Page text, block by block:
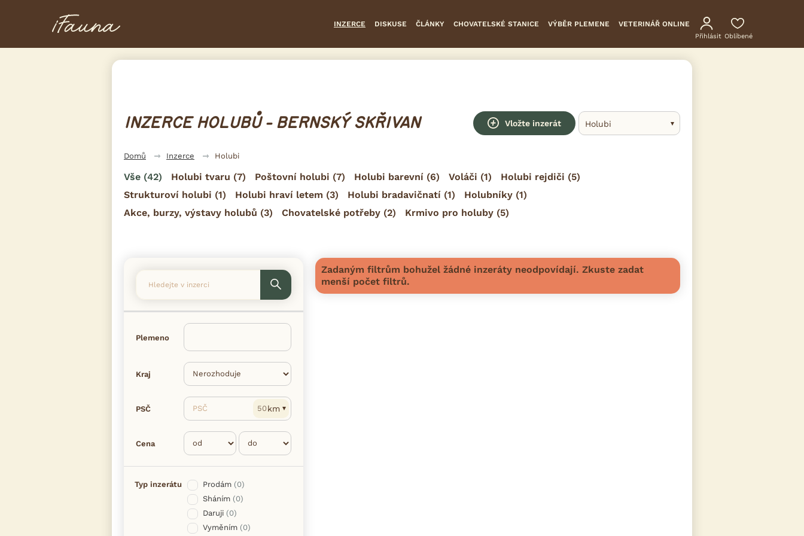
INZERCE DISKUSE ČLÁNKY CHOVATELSKÉ STANICE VÝBĚR PLEMENE VETERINÁŘ ONLINE
Přihlásit Oblíbené
INZERCE HOLUBŮ - BERNSKÝ SKŘIVAN Vložte inzerát Holubi
Domů Inzerce Holubi
Vše (42) Holubi tvaru (7) Poštovní holubi (7) Holubi barevní (6) Voláči (1) Holubi rejdiči (5)
Strukturoví holubi (1) Holubi hraví letem (3) Holubi bradavičnatí (1) Holubníky (1)
Akce, burzy, výstavy holubů (3) Chovatelské potřeby (2) Krmivo pro holuby (5)
Plemeno
Kraj
PSČ PSČ km
Cena
Typ inzerátu Prodám (0)
Sháním (0)
Daruji (0)
Vyměním (0)
Zadaným filtrům bohužel žádné inzeráty neodpovídají. Zkuste zadat
menší počet filtrů.